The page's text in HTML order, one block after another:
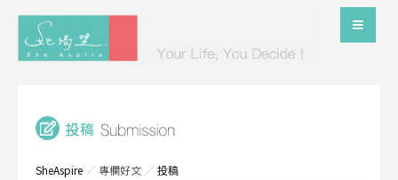
SheAspire ／專欄好文 ／投稿